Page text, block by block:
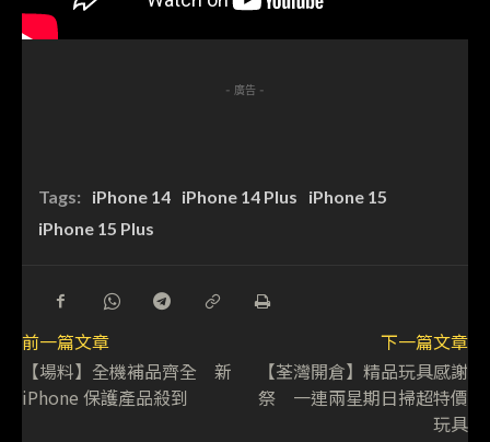
- 廣告 -
Tags: iPhone 14 iPhone 14 Plus
iPhone 15
iPhone 15 Plus
前一篇文章
【場料】全機補品齊全 新
iPhone 保護產品殺到
下一篇文章
【荃灣開倉】精品玩具感謝
祭 一連兩星期日掃超特價
玩具